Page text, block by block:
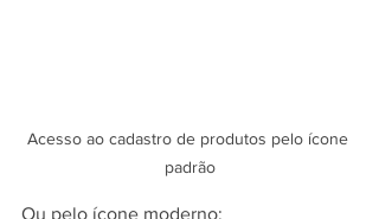
Acesso ao cadastro de produtos pelo ícone
padrão
Ou pelo ícone moderno: